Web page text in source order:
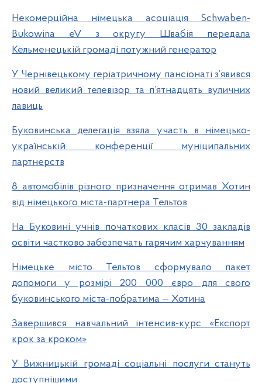
Некомерційна німецька асоціація Schwaben-
Bukowina eV з округу Швабія передала
Кельменецькій громаді потужний генератор
У Чернівецькому геріатричному пансіонаті з’явився
новий великий телевізор та п’ятнадцять вуличних
лавиць
Буковинська делегація взяла участь в німецько-
українській конференції муніципальних
партнерств
8 автомобілів різного призначення отримав Хотин
від німецького міста-партнера Тельтов
На Буковині учнів початкових класів 30 закладів
освіти частково забезпечать гарячим харчуванням
Німецьке місто Тельтов сформувало пакет
допомоги у розмірі 200 000 євро для свого
буковинського міста-побратима — Хотина
Завершився навчальний інтенсив-курс «Експорт
крок за кроком»
У Вижницькій громаді соціальні послуги стануть
доступнішими